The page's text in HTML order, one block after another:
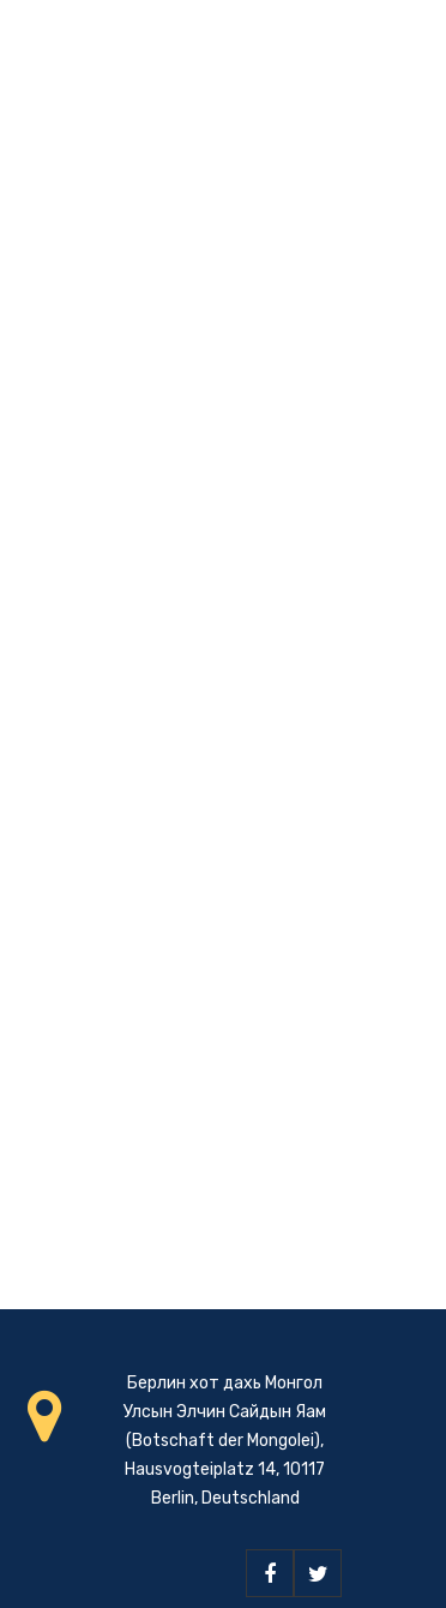
Берлин хот дахь Монгол
Улсын Элчин Сайдын Яам
(Botschaft der Mongolei),
Hausvogteiplatz 14, 10117
Berlin, Deutschland